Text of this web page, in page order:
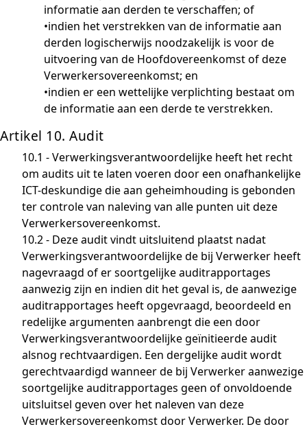
informatie aan derden te verschaffen; of
•indien het verstrekken van de informatie aan
derden logischerwijs noodzakelijk is voor de
uitvoering van de Hoofdovereenkomst of deze
Verwerkersovereenkomst; en
•indien er een wettelijke verplichting bestaat om
de informatie aan een derde te verstrekken.
Artikel 10. Audit
10.1 - Verwerkingsverantwoordelijke heeft het recht
om audits uit te laten voeren door een onafhankelijke
ICT-deskundige die aan geheimhouding is gebonden
ter controle van naleving van alle punten uit deze
Verwerkersovereenkomst.
10.2 - Deze audit vindt uitsluitend plaatst nadat
Verwerkingsverantwoordelijke de bij Verwerker heeft
nagevraagd of er soortgelijke auditrapportages
aanwezig zijn en indien dit het geval is, de aanwezige
auditrapportages heeft opgevraagd, beoordeeld en
redelijke argumenten aanbrengt die een door
Verwerkingsverantwoordelijke geïnitieerde audit
alsnog rechtvaardigen. Een dergelijke audit wordt
gerechtvaardigd wanneer de bij Verwerker aanwezige
soortgelijke auditrapportages geen of onvoldoende
uitsluitsel geven over het naleven van deze
Verwerkersovereenkomst door Verwerker. De door